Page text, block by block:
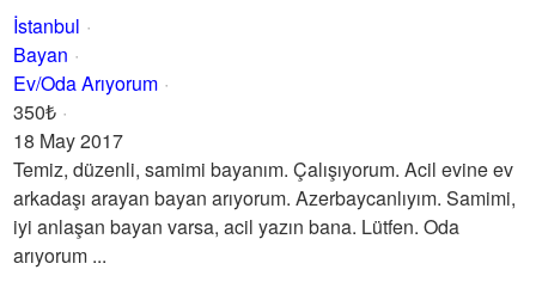
İstanbul
Bayan
Ev/Oda Arıyorum
350₺
18 May 2017
Temiz, düzenli, samimi bayanım. Çalışıyorum. Acil evine ev
arkadaşı arayan bayan arıyorum. Azerbaycanlıyım. Samimi,
iyi anlaşan bayan varsa, acil yazın bana. Lütfen. Oda
arıyorum ...